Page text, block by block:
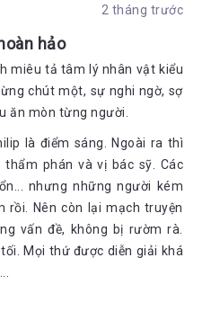
2 tháng trước
hảo
miêu tả tâm lý nhân vật kiểu
chút một, sự nghi ngờ, sợ
ăn mòn từng người.
là điểm sáng. Ngoài ra thì
phán và vị bác sỹ. Các
nhưng những người kém
rồi. Nên còn lại mạch truyện
vấn đề, không bị rườm rà.
Mọi thứ được diễn giải khá